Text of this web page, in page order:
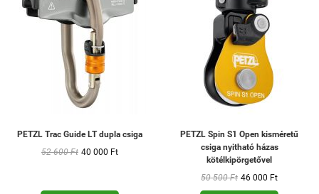
PETZL Trac Guide LT dupla csiga
52 600 Ft 40 000 Ft
PETZL Spin S1 Open kisméretű
csiga nyitható házas
kötélkipörgetővel
50 500 Ft 46 000 Ft